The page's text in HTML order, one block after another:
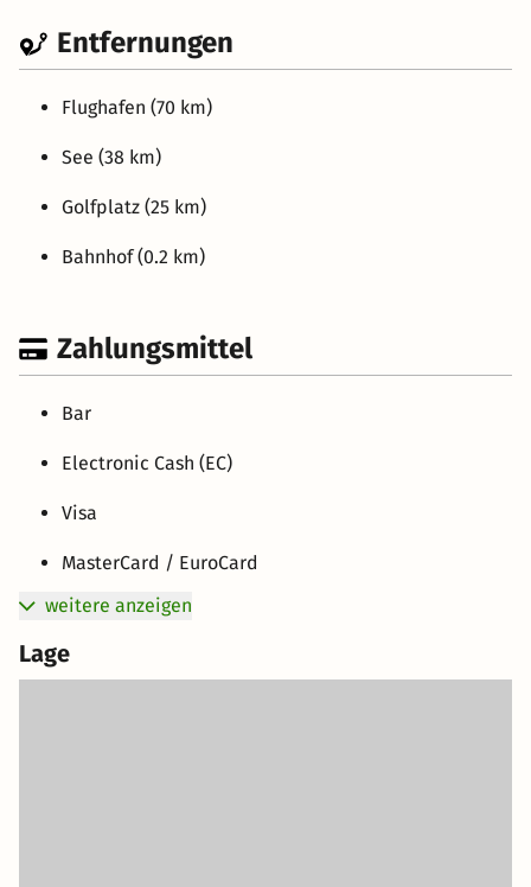
Entfernungen
Flughafen (70 km)
See (38 km)
Golfplatz (25 km)
Bahnhof (0.2 km)
Zahlungsmittel
Bar
Electronic Cash (EC)
Visa
MasterCard / EuroCard
weitere anzeigen
Lage